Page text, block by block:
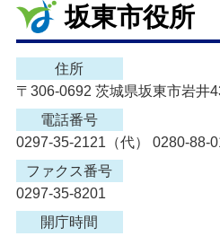
坂東市役所
住所
〒306-0692 茨城県坂東市岩井
電話番号
0297-35-2121（代） 0280-88-
ファクス番号
0297-35-8201
開庁時間